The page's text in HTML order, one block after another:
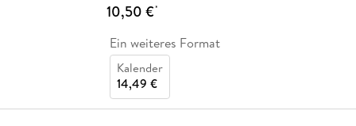
10,50 €*
Ein weiteres Format
Kalender
14,49 €